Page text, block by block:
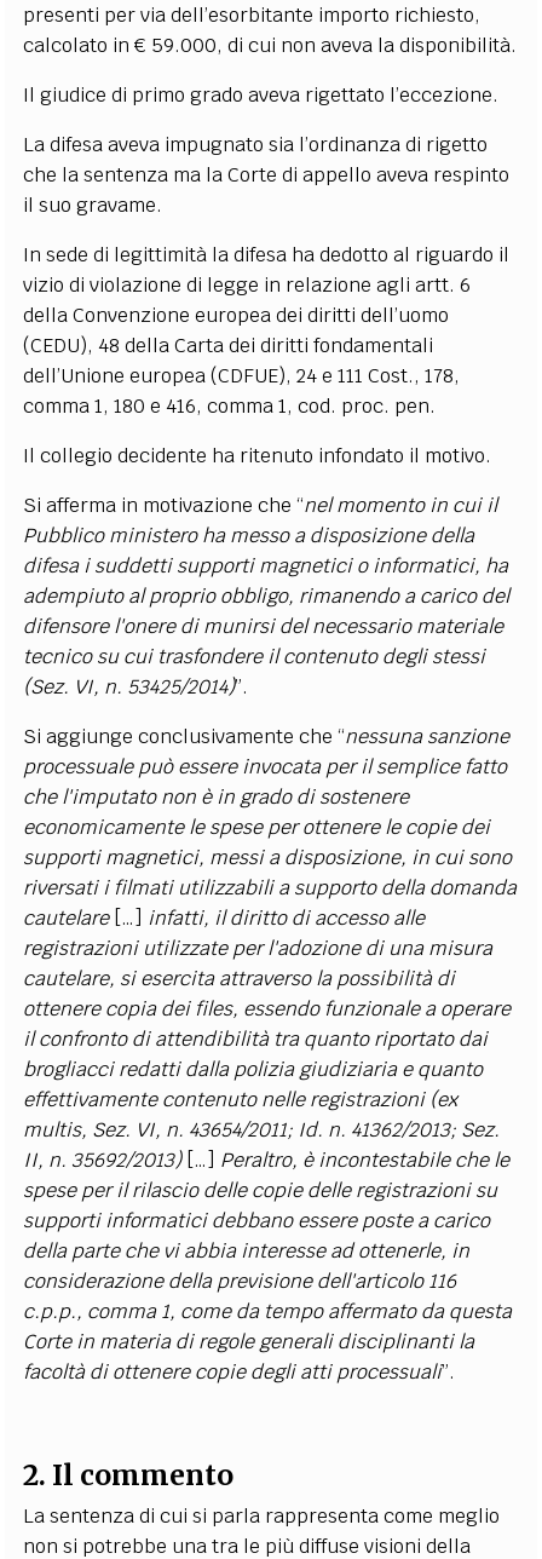
presenti per via dell’esorbitante importo richiesto,
calcolato in € 59.000, di cui non aveva la disponibilità.
Il giudice di primo grado aveva rigettato l’eccezione.
La difesa aveva impugnato sia l’ordinanza di rigetto
che la sentenza ma la Corte di appello aveva respinto
il suo gravame.
In sede di legittimità la difesa ha dedotto al riguardo il
vizio di violazione di legge in relazione agli artt. 6
della Convenzione europea dei diritti dell’uomo
(CEDU), 48 della Carta dei diritti fondamentali
dell’Unione europea (CDFUE), 24 e 111 Cost., 178,
comma 1, 180 e 416, comma 1, cod. proc. pen.
Il collegio decidente ha ritenuto infondato il motivo.
Si afferma in motivazione che “nel momento in cui il
Pubblico ministero ha messo a disposizione della
difesa i suddetti supporti magnetici o informatici, ha
adempiuto al proprio obbligo, rimanendo a carico del
difensore l'onere di munirsi del necessario materiale
tecnico su cui trasfondere il contenuto degli stessi
(Sez. VI, n. 53425/2014)”.
Si aggiunge conclusivamente che “nessuna sanzione
processuale può essere invocata per il semplice fatto
che l'imputato non è in grado di sostenere
economicamente le spese per ottenere le copie dei
supporti magnetici, messi a disposizione, in cui sono
riversati i filmati utilizzabili a supporto della domanda
cautelare […] infatti, il diritto di accesso alle
registrazioni utilizzate per l'adozione di una misura
cautelare, si esercita attraverso la possibilità di
ottenere copia dei files, essendo funzionale a operare
il confronto di attendibilità tra quanto riportato dai
brogliacci redatti dalla polizia giudiziaria e quanto
effettivamente contenuto nelle registrazioni (ex
multis, Sez. VI, n. 43654/2011; Id. n. 41362/2013; Sez.
II, n. 35692/2013)[…] Peraltro, è incontestabile che le
spese per il rilascio delle copie delle registrazioni su
supporti informatici debbano essere poste a carico
della parte che vi abbia interesse ad ottenerle, in
considerazione della previsione dell'articolo 116
c.p.p., comma 1, come da tempo affermato da questa
Corte in materia di regole generali disciplinanti la
facoltà di ottenere copie degli atti processuali”.
2. Il commento
La sentenza di cui si parla rappresenta come meglio
non si potrebbe una tra le più diffuse visioni della